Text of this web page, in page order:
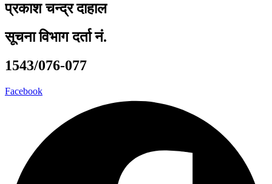
प्रकाश चन्द्र दाहाल
सूचना विभाग दर्ता नं.
1543/076-077
Facebook